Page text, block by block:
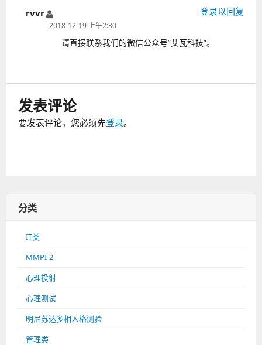
rvvr 说
道：
2018-12-19 上午2:30
请直接联系我们的微信公众号”艾瓦科技”。
登录以回复
发表评论
要发表评论，您必须先登录。
分类
IT类
MMPI-2
心理投射
心理测试
明尼苏达多相人格测验
管理类